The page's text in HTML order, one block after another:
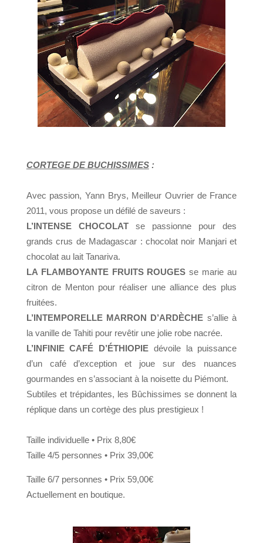
CORTEGE DE BUCHISSIMES:
Avec passion, Yann Brys, Meilleur Ouvrier de France
2011, vous propose un défilé de saveurs :
L’INTENSE CHOCOLATse passionne pour des
grands crus de Madagascar : chocolat noir Manjari et
chocolat au lait Tanariva.
LA FLAMBOYANTE FRUITS ROUGES se marie au
citron de Menton pour réaliser une alliance des plus
fruitées.
L’INTEMPORELLE MARRON D’ARDÈCHE s’allie à
la vanille de Tahiti pour revêtir une jolie robe nacrée.
L’INFINIE CAFÉ D’ÉTHIOPIE dévoile la puissance
d’un café d’exceptionet joue sur des nuances
gourmandes en s’associant à la noisette du Piémont.
Subtiles et trépidantes, les Bûchissimes se donnent la
réplique dans un cortège des plus prestigieux !
Taille individuelle • Prix 8,80€
Taille 4/5 personnes • Prix 39,00€
Taille 6/7 personnes • Prix 59,00€
Actuellement en boutique.